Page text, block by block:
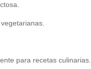
para recetas culinarias.